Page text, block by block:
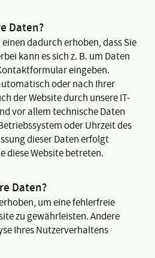
Daten?
dadurch erhoben, dass Sie
kann es sich z. B. um Daten
eingeben.
oder nach Ihrer
der Website durch unsere IT-
vor allem technische Daten
oder Uhrzeit des
dieser Daten erfolgt
diese Website betreten.
Daten?
um eine fehlerfreie
zu gewährleisten. Andere
Ihres Nutzerverhaltens